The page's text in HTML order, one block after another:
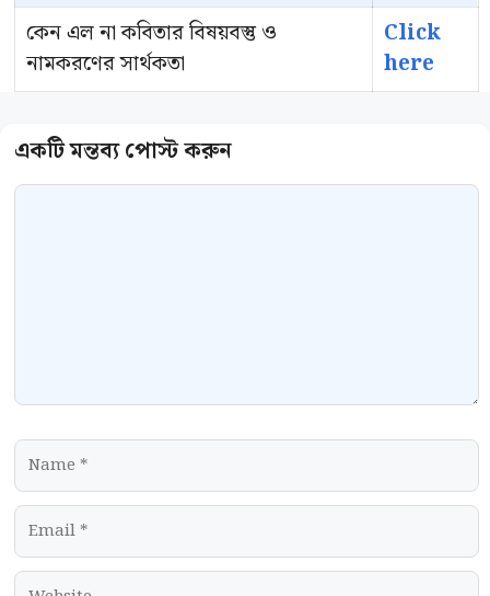
কেন এল না কবিতার বিষয়বস্তু ও
নামকরণের সার্থকতা
Click
here
Comment
Name
Email
Website